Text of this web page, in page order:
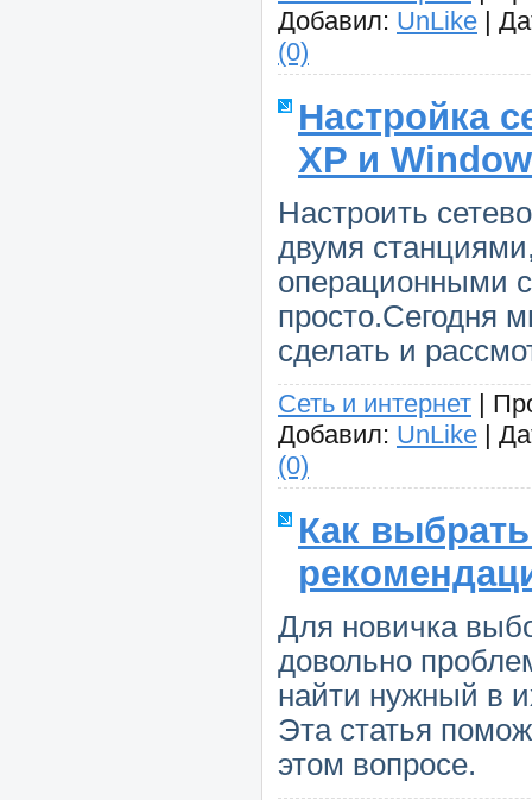
Добавил: UnLike |
(0)
Настройка
XP и
Настроить
двумя
операционными
просто.Сегодня
сделать и
Сеть и интернет |
Добавил: UnLike |
(0)
Как
Для новичка
довольно
найти нужный в
Эта статья
этом вопросе.